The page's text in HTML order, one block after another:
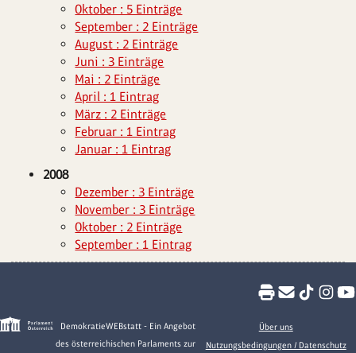
Oktober : 5 Einträge
September : 2 Einträge
August : 2 Einträge
Juni : 3 Einträge
Mai : 2 Einträge
April : 1 Eintrag
März : 2 Einträge
Februar : 1 Eintrag
Januar : 1 Eintrag
2008
Dezember : 3 Einträge
November : 3 Einträge
Oktober : 2 Einträge
September : 1 Eintrag
DemokratieWEBstatt - Ein Angebot
des österreichischen Parlaments zur
Über uns
Nutzungsbedingungen / Datenschutz